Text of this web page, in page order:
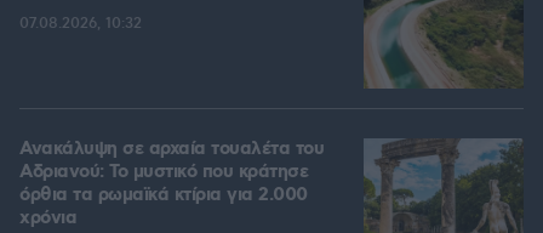
07.08.2026, 10:32
Ανακάλυψη σε αρχαία τουαλέτα του
Αδριανού: Το μυστικό που κράτησε
όρθια τα ρωμαϊκά κτίρια για 2.000
χρόνια